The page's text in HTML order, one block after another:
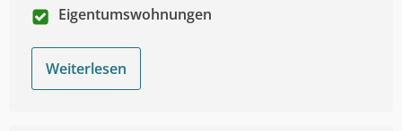
Eigentumswohnungen
Weiterlesen